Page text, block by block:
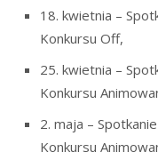
18. kwietnia –
Konkursu Off,
25. kwietnia –
Konkursu
2. maja –
Konkursu